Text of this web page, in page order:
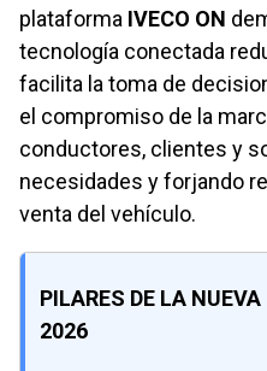
plataforma IVECO ON
tecnología conectada
facilita la toma de
el compromiso de la
conductores, clientes y
necesidades y forjando
venta del vehículo.
PILARES DE LA
2026